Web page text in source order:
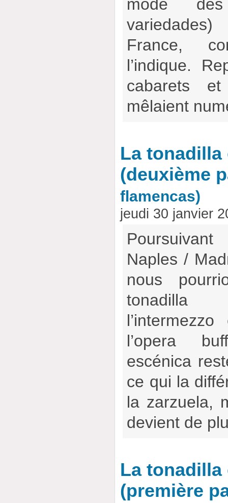
mode
France,
l’indique.
cabarets
mêlaient
La tonadilla
(deuxième
flamencas)
jeudi 30 janvier
Naples /
nous
l’opera
escénica
ce qui la
la zarzuela,
devient de
La tonadilla
(première